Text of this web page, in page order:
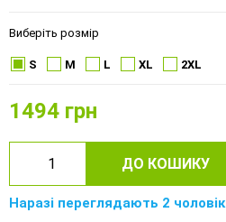
Виберіть розмір
S M L XL 2XL
1494 грн
ДО КОШИКУ
Наразі переглядають 2 чоловік